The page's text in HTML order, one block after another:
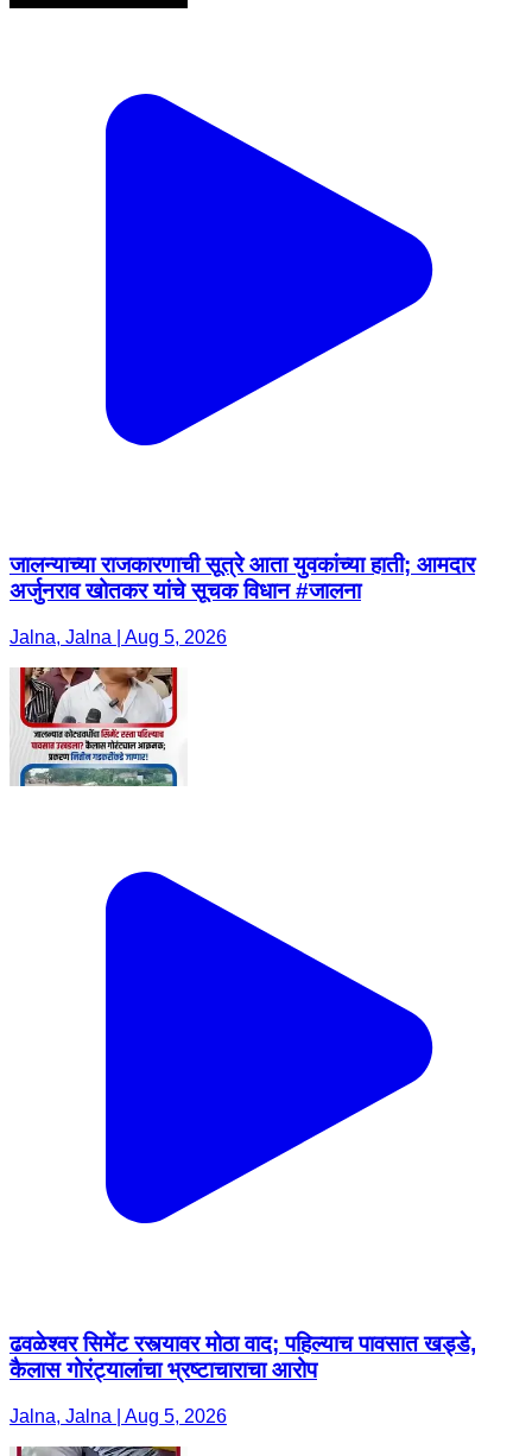
जालन्याच्या राजकारणाची सूत्रे आता युवकांच्या हाती; आमदार
अर्जुनराव खोतकर यांचे सूचक विधान #जालना
Jalna, Jalna | Aug 5, 2026
ढवळेश्वर सिमेंट रस्त्यावर मोठा वाद; पहिल्याच पावसात खड्डे,
कैलास गोरंट्यालांचा भ्रष्टाचाराचा आरोप
Jalna, Jalna | Aug 5, 2026